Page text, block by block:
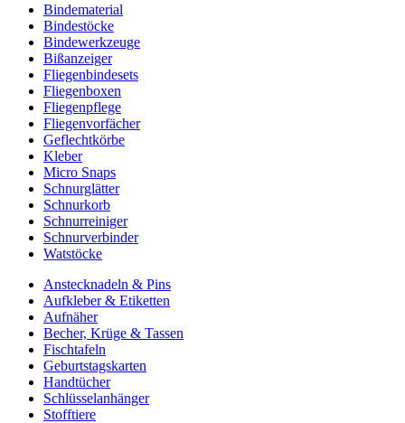
Bindematerial
Bindestöcke
Bindewerkzeuge
Bißanzeiger
Fliegenbindesets
Fliegenboxen
Fliegenpflege
Fliegenvorfächer
Geflechtkörbe
Kleber
Micro Snaps
Schnurglätter
Schnurkorb
Schnurreiniger
Schnurverbinder
Watstöcke
Anstecknadeln & Pins
Aufkleber & Etiketten
Aufnäher
Becher, Krüge & Tassen
Fischtafeln
Geburtstagskarten
Handtücher
Schlüsselanhänger
Stofftiere